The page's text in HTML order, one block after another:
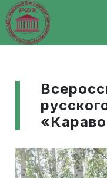
Перейти к основному